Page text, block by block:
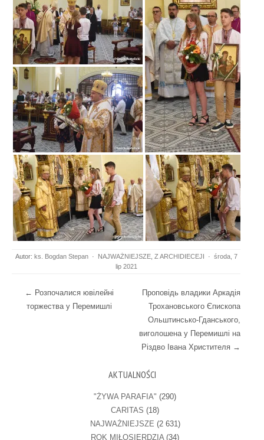
Autor: ks. Bogdan Stepan · NAJWAŻNIEJSZE, Z ARCHIDIECEJI · środa, 7
lip 2021
Post navigation
← Розпочалися ювілейні
торжества у Перемишлі
Проповідь владики Аркадія
Трохановського Єпископа
Ольштинсько-Гданського,
виголошена у Перемишлі на
Різдво Івана Христителя →
AKTUALNOŚCI
"ŻYWA PARAFIA" (290)
CARITAS (18)
NAJWAŻNIEJSZE (2 631)
ROK MIŁOSIERDZIA (34)